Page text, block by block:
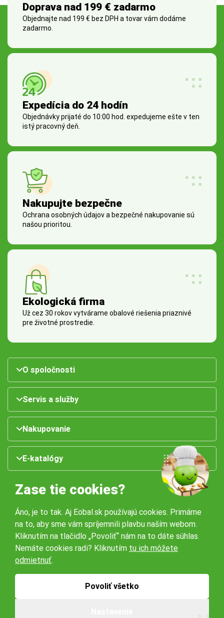
Doprava nad 199 € zadarmo
Objednajte nad 199 € bez DPH a tovar vám dodáme
zadarmo.
Expedícia do 24 hodín
Objednávky prijaté do 10:00 hod. expedujeme ešte v ten
istý pracovný deň.
Nakupujte bezpečne
Ochrana osobných údajov a bezpečné nakupovanie sú
našou prioritou.
Ekologická firma
Už cez 30 rokov vytvárame obalové riešenia priaznivé
pre životné prostredie.
O spoločnosti
Servis a služby
Nakupovanie
E-katalógy
Naše pobočky:
Obchodné podmienky
Zase tie cookies?
Áno, je to tak. Aj Eobal.sk používajú cookies. Primárne
na to, aby sme vám spríjemnili plavbu naším webom.
Kliknutím na tlačidlo „Povoliť“ nám na to dáte súhlas.
Nemáte cookies radi? Kliknutím tu ich môžete
odmietnuť.
Povoliť všetko